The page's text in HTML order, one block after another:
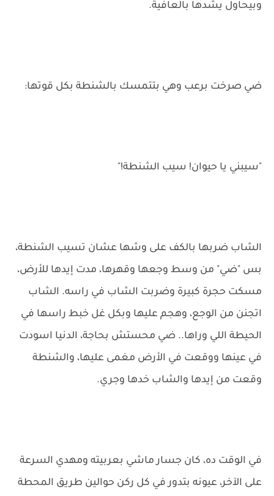
وبيحاول يشدها بالعافية.
ضي صرخت برعب وهي بتتمسك بالشنطة بكل قوتها:
"سيبني يا حيوان! سيب الشنطة!"
الشاب ضربها بالكف على وشها عشان تسيب الشنطة،
بس "ضي" من وسط وجعها وقهرها، مدت إيدها للأرض،
مسكت حجرة كبيرة وضربت الشاب في راسه. الشاب
اتجنن من الوجع، وهجم عليها وبكل غل خبط راسها في
الحيطة اللي وراها.. ضي محستش بحاجة، الدنيا اسودت
في عينها ووقعت في الأرض مغمى عليها، والشنطة
وقعت من إيدها والشاب خدها وجري.
في الوقت ده، كان جسار ماشي بعربيته ومهدي السرعة
على الآخر، عيونه بتدور في كل ركن حوالين طريق المحطة